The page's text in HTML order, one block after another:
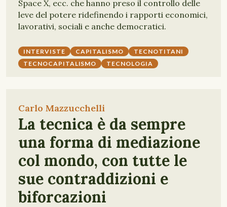
Space X, ecc. che hanno preso il controllo delle
leve del potere ridefinendo i rapporti economici,
lavorativi, sociali e anche democratici.
INTERVISTE CAPITALISMO
TECNOTITANI
TECNOCAPITALISMO
TECNOLOGIA
Carlo Mazzucchelli
La tecnica è da sempre
una forma di mediazione
col mondo, con tutte le
sue contraddizioni e
biforcazioni